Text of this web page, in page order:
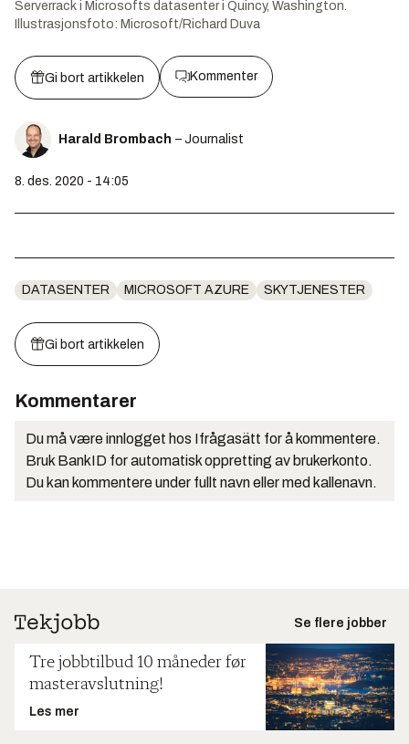
Serverrack i Microsofts datasenter i Quincy, Washington.
Illustrasjonsfoto: Microsoft/Richard Duva
Gi bort artikkelen Kommenter
Harald Brombach – Journalist
8. des. 2020 - 14:05
DATASENTER MICROSOFT AZURE SKYTJENESTER
Gi bort artikkelen
Kommentarer
Du må være innlogget hos Ifrågasätt for å kommentere.
Bruk BankID for automatisk oppretting av brukerkonto.
Du kan kommentere under fullt navn eller med kallenavn.
Se flere jobber
Tre jobbtilbud 10 måneder før
masteravslutning!
Les mer